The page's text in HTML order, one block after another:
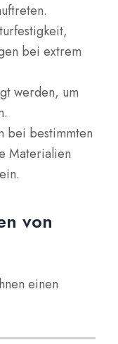
bei extrem
werden, um
bei bestimmten
Materialien
von
einen